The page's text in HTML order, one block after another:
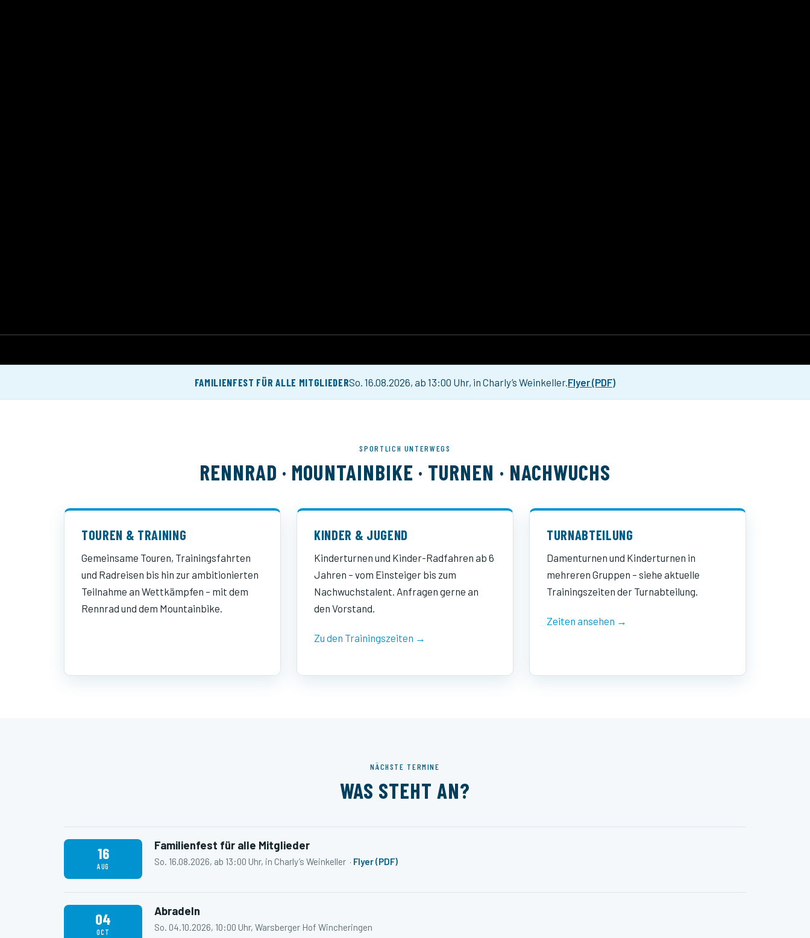
FAMILIENFEST FÜR ALLE MITGLIEDERSo. 16.08.2026, ab 13:00 Uhr, in Charly’s Weinkeller.Flyer (PDF)
SPORTLICH UNTERWEGS
RENNRAD · MOUNTAINBIKE · TURNEN · NACHWUCHS
TOUREN & TRAINING
Gemeinsame Touren, Trainingsfahrten
und Radreisen bis hin zur ambitionierten
Teilnahme an Wettkämpfen – mit dem
Rennrad und dem Mountainbike.
KINDER & JUGEND
Kinderturnen und Kinder-Radfahren ab 6
Jahren – vom Einsteiger bis zum
Nachwuchstalent. Anfragen gerne an
den Vorstand.
Zu den Trainingszeiten →
TURNABTEILUNG
Damenturnen und Kinderturnen in
mehreren Gruppen – siehe aktuelle
Trainingszeiten der Turnabteilung.
Zeiten ansehen →
NÄCHSTE TERMINE
WAS STEHT AN?
16
AUG
Familienfest für alle Mitglieder
So. 16.08.2026, ab 13:00 Uhr, in Charly’s Weinkeller · Flyer (PDF)
04
OCT
Abradeln
So. 04.10.2026, 10:00 Uhr, Warsberger Hof Wincheringen